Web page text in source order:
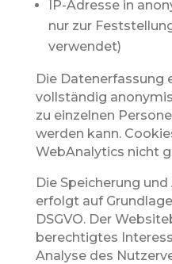
IP-Adresse in
nur zur
verwendet)
Die Datenerfassung
vollständig
zu einzelnen
werden kann.
WebAnalytics nicht
Die Speicherung
erfolgt auf
DSGVO. Der
berechtigtes
Analyse des